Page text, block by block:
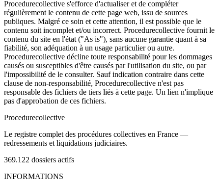
Procedurecollective s'efforce d'actualiser et de compléter
régulièrement le contenu de cette page web, issu de sources
publiques. Malgré ce soin et cette attention, il est possible que le
contenu soit incomplet et/ou incorrect. Procedurecollective fournit le
contenu du site en l'état ("As is"), sans aucune garantie quant à sa
fiabilité, son adéquation à un usage particulier ou autre.
Procedurecollective décline toute responsabilité pour les dommages
causés ou susceptibles d'être causés par l'utilisation du site, ou par
l'impossibilité de le consulter. Sauf indication contraire dans cette
clause de non-responsabilité, Procedurecollective n'est pas
responsable des fichiers de tiers liés à cette page. Un lien n'implique
pas d'approbation de ces fichiers.
Procedurecollective
Le registre complet des procédures collectives en France —
redressements et liquidations judiciaires.
369.122 dossiers actifs
INFORMATIONS